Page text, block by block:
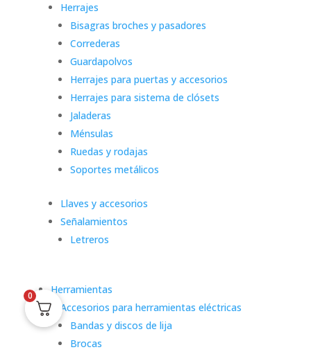
Herrajes
Bisagras broches y pasadores
Correderas
Guardapolvos
Herrajes para puertas y accesorios
Herrajes para sistema de clósets
Jaladeras
Ménsulas
Ruedas y rodajas
Soportes metálicos
Llaves y accesorios
Señalamientos
Letreros
Herramientas
Accesorios para herramientas eléctricas
Bandas y discos de lija
Brocas
0